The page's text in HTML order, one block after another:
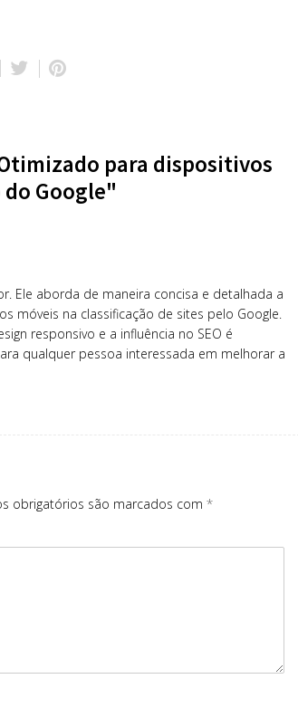
para dispositivos
Google"
Ele aborda de maneira concisa e detalhada a
móveis na classificação de sites pelo Google.
responsivo e a influência no SEO é
qualquer pessoa interessada em melhorar a
obrigatórios são marcados com *